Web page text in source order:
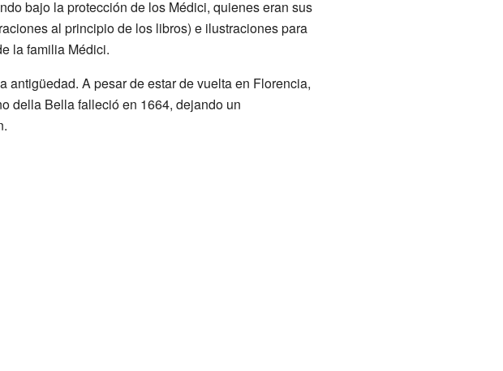
bajo la protección de los Médici, quienes eran sus
al principio de los libros) e ilustraciones para
la familia Médici.
A pesar de estar de vuelta en Florencia,
della Bella falleció en 1664, dejando un